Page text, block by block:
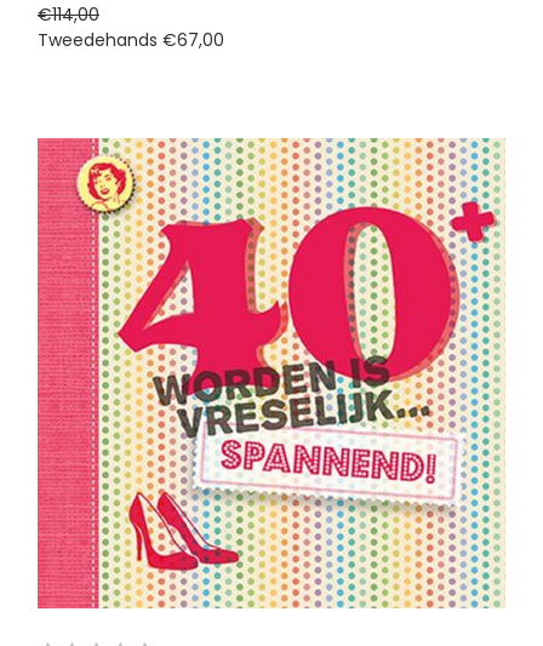
€114,00
Tweedehands €67,00